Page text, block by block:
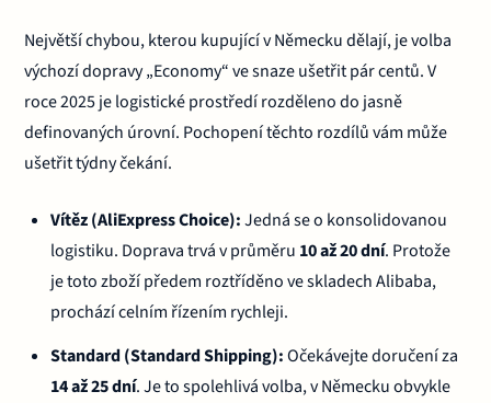
Největší chybou, kterou kupující v Německu dělají, je volba
výchozí dopravy „Economy“ ve snaze ušetřit pár centů. V
roce 2025 je logistické prostředí rozděleno do jasně
definovaných úrovní. Pochopení těchto rozdílů vám může
ušetřit týdny čekání.
Vítěz (AliExpress Choice):Jedná se o konsolidovanou
logistiku. Doprava trvá v průměru 10 až 20 dní. Protože
je toto zboží předem roztříděno ve skladech Alibaba,
prochází celním řízením rychleji.
Standard (Standard Shipping):Očekávejte doručení za
14 až 25 dní. Je to spolehlivá volba, v Německu obvykle